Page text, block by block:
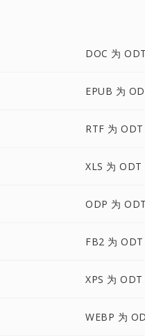
DOC 为
EPUB 为
RTF 为 ODT
XLS 为 ODT
ODP 为
FB2 为 ODT
XPS 为 ODT
WEBP 为